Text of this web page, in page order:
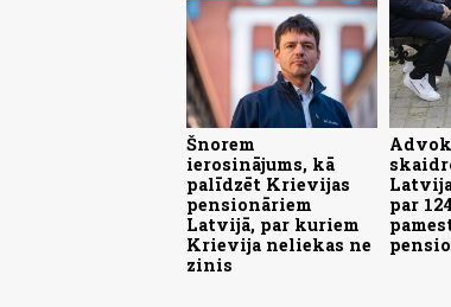
Šnorem
ierosinājums, kā
palīdzēt Krievijas
pensionāriem
Latvijā, par kuriem
Krievija neliekas ne
zinis
par